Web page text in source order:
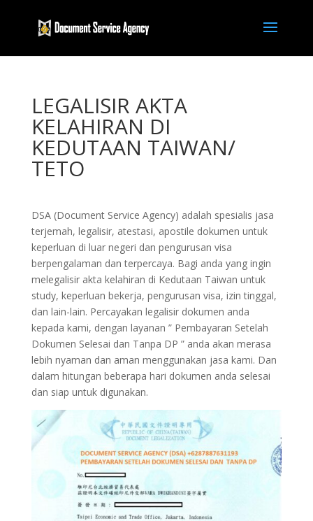
LEGALISIR AKTA
KELAHIRAN DI
KEDUTAAN TAIWAN/
TETO
DSA (Document Service Agency) adalah spesialis jasa
terjemah, legalisir, atestasi, apostile dokumen untuk
keperluan di luar negeri dan pengurusan visa
berpengalaman dan terpercaya. Bagi anda yang ingin
melegalisir akta kelahiran di Kedutaan Taiwan untuk
study, keperluan bekerja, pengurusan visa, izin tinggal,
dan lain-lain. Percayakan legalisir dokumen anda
kepada kami, dengan layanan ” Pembayaran Setelah
Dokumen Selesai dan Tanpa DP ” anda akan merasa
lebih nyaman dan aman menggunakan jasa kami. Dan
dalam hitungan beberapa hari dokumen anda selesai
dan siap untuk digunakan.